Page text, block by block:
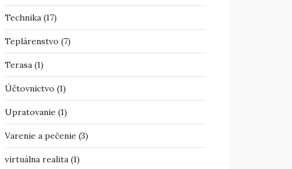
Technika(17)
Teplárenstvo (7)
Terasa(1)
Účtovníctvo (1)
Upratovanie (1)
Varenie a pečenie (3)
virtuálna realita(1)